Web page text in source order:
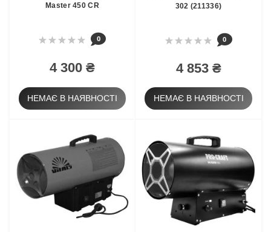
Master 450 CR
0
4 300 ₴
НЕМАЄ В НАЯВНОСТІ
302 (211336)
0
4 853 ₴
НЕМАЄ В НАЯВНОСТІ